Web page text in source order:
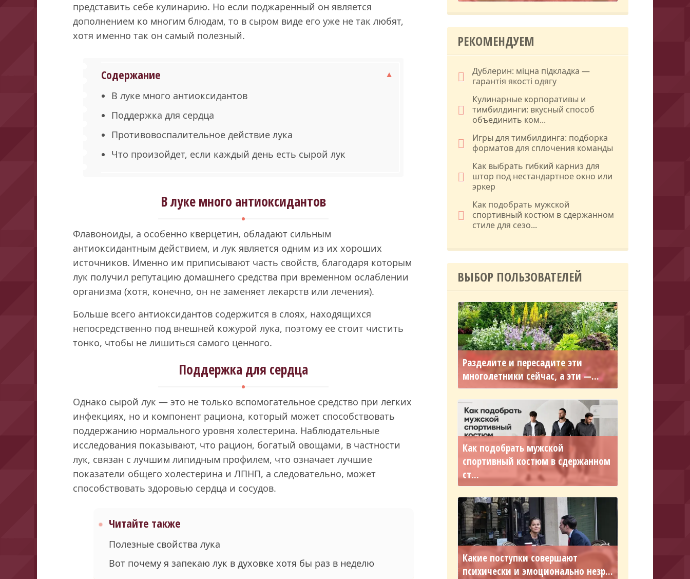
представить себе кулинарию. Но если поджаренный он является
дополнением ко многим блюдам, то в сыром виде его уже не так любят,
хотя именно так он самый полезный.
Содержание
В луке много антиоксидантов
Поддержка для сердца
Противовоспалительное действие лука
Что произойдет, если каждый день есть сырой лук
В луке много антиоксидантов
Флавоноиды, а особенно кверцетин, обладают сильным
антиоксидантным действием, и лук является одним из их хороших
источников. Именно им приписывают часть свойств, благодаря которым
лук получил репутацию домашнего средства при временном ослаблении
организма (хотя, конечно, он не заменяет лекарств или лечения).
Больше всего антиоксидантов содержится в слоях, находящихся
непосредственно под внешней кожурой лука, поэтому ее стоит чистить
тонко, чтобы не лишиться самого ценного.
Поддержка для сердца
Однако сырой лук — это не только вспомогательное средство при легких
инфекциях, но и компонент рациона, который может способствовать
поддержанию нормального уровня холестерина. Наблюдательные
исследования показывают, что рацион, богатый овощами, в частности
лук, связан с лучшим липидным профилем, что означает лучшие
показатели общего холестерина и ЛПНП, а следовательно, может
способствовать здоровью сердца и сосудов.
Читайте также
Полезные свойства лука
Вот почему я запекаю лук в духовке хотя бы раз в неделю
РЕКОМЕНДУЕМ
Дублерин: міцна підкладка —
гарантія якості одягу
Кулинарные корпоративы и
тимбилдинги: вкусный способ
объединить ком...
Игры для тимбилдинга: подборка
форматов для сплочения команды
Как выбрать гибкий карниз для
штор под нестандартное окно или
эркер
Как подобрать мужской
спортивный костюм в сдержанном
стиле для сезо...
ВЫБОР ПОЛЬЗОВАТЕЛЕЙ
Разделите и пересадите эти
многолетники сейчас, а эти —...
Как подобрать мужской
спортивный костюм в сдержанном
ст...
Какие поступки совершают
психически и эмоционально незр...